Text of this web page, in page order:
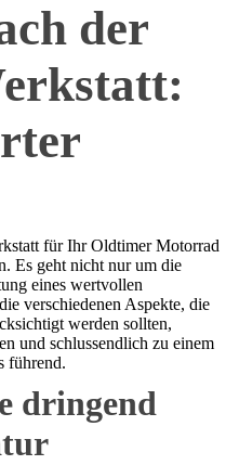
der
für Ihr Oldtimer Motorrad
Es geht nicht nur um die
eines wertvollen
verschiedenen Aspekte, die
werden sollten,
und schlussendlich zu einem
führend.
dringend